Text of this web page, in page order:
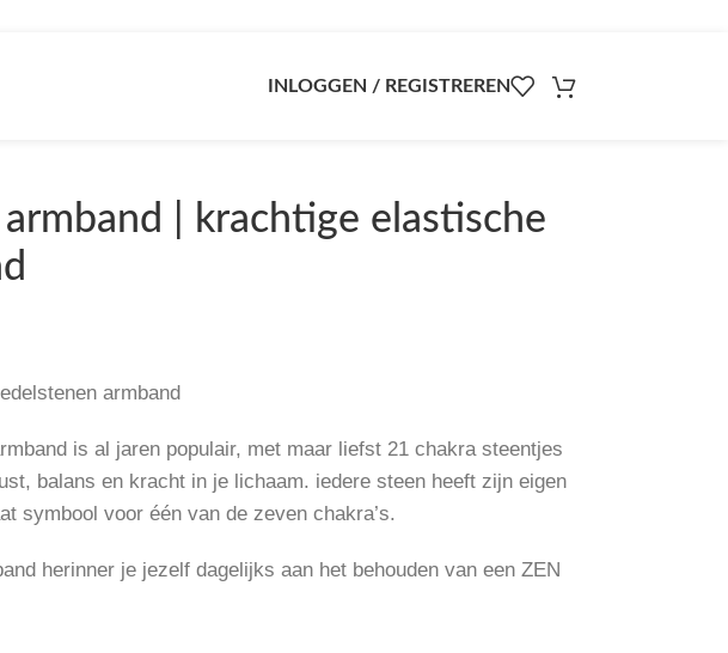
INLOGGEN / REGISTREREN
| krachtige elastische
armband
is al jaren populair, met maar liefst 21 chakra steentjes
balans en kracht in je lichaam. iedere steen heeft zijn eigen
symbool voor één van de zeven chakra’s.
herinner je jezelf dagelijks aan het behouden van een ZEN